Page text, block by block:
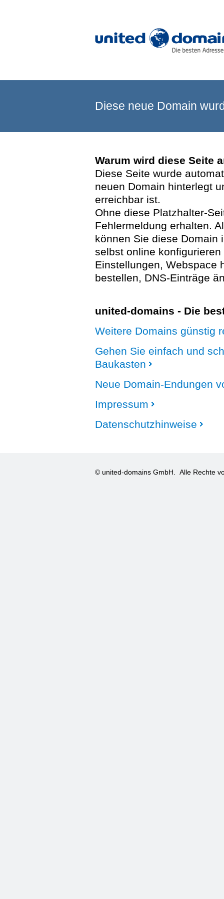
Diese neue Domain
Warum wird diese Seite
Diese Seite wurde
neuen Domain hinterlegt
erreichbar ist.
Ohne diese Platzhalter-
Fehlermeldung erhalten.
können Sie diese Domain
selbst online
Einstellungen, Webspace
bestellen, DNS-Einträge
united-domains - Die
Weitere Domains günstig
Gehen Sie einfach und
Baukasten
Neue Domain-Endungen
Impressum
Datenschutzhinweise
© united-domains GmbH. Alle Rechte